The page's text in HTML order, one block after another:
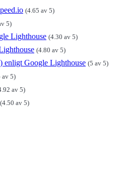
(4.65 av 5)
5)
Lighthouse (4.30 av 5)
(4.80 av 5)
enligt Google Lighthouse (5 av 5)
av 5)
av 5)
(4.50 av 5)